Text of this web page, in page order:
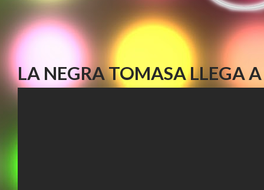
LA NEGRA TOMASA LLEGA